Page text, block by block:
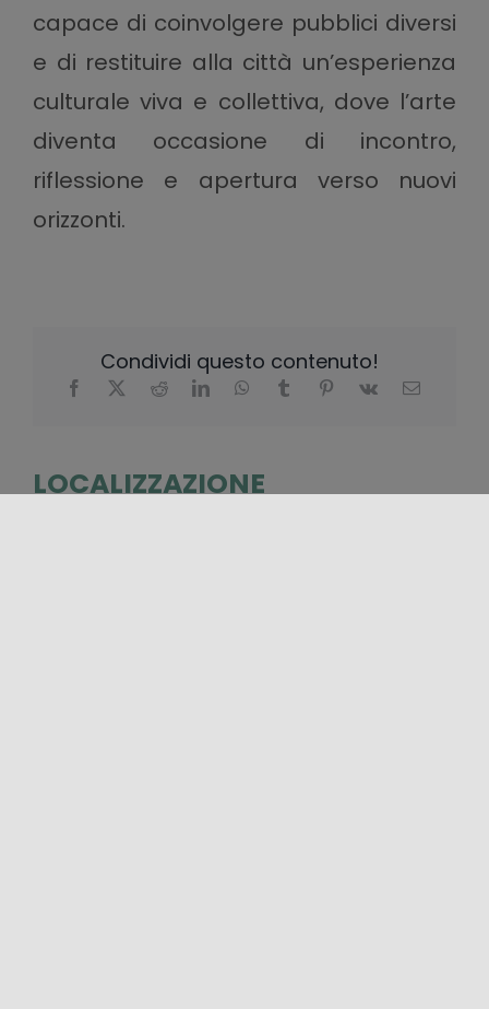
capace di coinvolgere pubblici diversi
e di restituire alla città un’esperienza
culturale viva e collettiva, dove l’arte
diventa occasione di incontro,
riflessione e apertura verso nuovi
orizzonti.
Condividi questo contenuto!
LOCALIZZAZIONE